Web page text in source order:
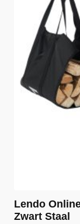
Lendo
Zwart Staal